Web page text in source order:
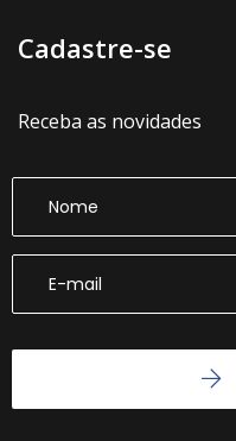
Cadastre-se
Receba as novidades